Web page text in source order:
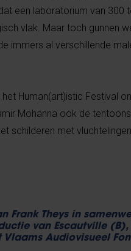
een laboratorium van 300
vlak. Maar toch gunnen
immers al verschillende
Human(art)istic Festival
Mohanna ook de
schilderen met
Frank Theys in
van Escautville (B),
Audiovisueel